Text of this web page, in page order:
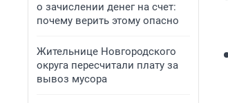
о зачислении денег на счет:
почему верить этому опасно
Жительнице Новгородского
округа пересчитали плату за
вывоз мусора